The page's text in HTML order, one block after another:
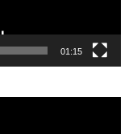
01:15